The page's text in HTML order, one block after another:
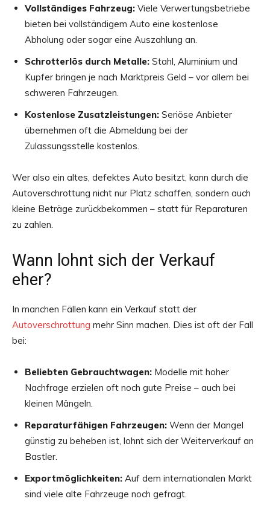
Vollständiges Fahrzeug: Viele Verwertungsbetriebe
bieten bei vollständigem Auto eine kostenlose
Abholung oder sogar eine Auszahlung an.
Schrotterlös durch Metalle: Stahl, Aluminium und
Kupfer bringen je nach Marktpreis Geld – vor allem bei
schweren Fahrzeugen.
Kostenlose Zusatzleistungen: Seriöse Anbieter
übernehmen oft die Abmeldung bei der
Zulassungsstelle kostenlos.
Wer also ein altes, defektes Auto besitzt, kann durch die
Autoverschrottung nicht nur Platz schaffen, sondern auch
kleine Beträge zurückbekommen – statt für Reparaturen
zu zahlen.
Wann lohnt sich der Verkauf
eher?
In manchen Fällen kann ein Verkauf statt der
Autoverschrottung mehr Sinn machen. Dies ist oft der Fall
bei:
Beliebten Gebrauchtwagen: Modelle mit hoher
Nachfrage erzielen oft noch gute Preise – auch bei
kleinen Mängeln.
Reparaturfähigen Fahrzeugen: Wenn der Mangel
günstig zu beheben ist, lohnt sich der Weiterverkauf an
Bastler.
Exportmöglichkeiten: Auf dem internationalen Markt
sind viele alte Fahrzeuge noch gefragt.